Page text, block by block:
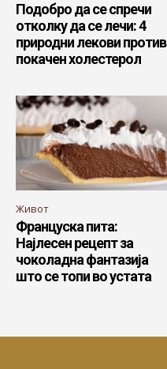
Подобро да се спречи
отколку да се лечи: 4
природни лекови против
покачен холестерол
Живот
Француска пита:
Најлесен рецепт за
чоколадна фантазија
што се топи во устата